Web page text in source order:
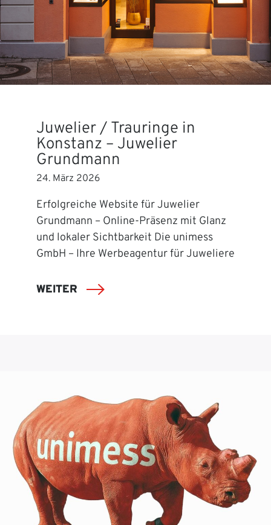
Juwelier / Trauringe in
Konstanz – Juwelier
Grundmann
24. März 2026
Erfolgreiche Website für Juwelier
Grundmann – Online-Präsenz mit Glanz
und lokaler Sichtbarkeit Die unimess
GmbH – Ihre Werbeagentur für Juweliere
WEITER